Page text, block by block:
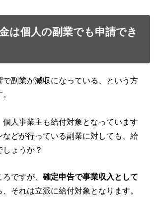
は個人の副業でも申請でき
で副業が減収になっている、という方
個人事業主も給付対象となっています
などが行っている副業に対しても、給
ょうか？
ろですが、確定申告で事業収入として
、それは立派に給付対象となります。